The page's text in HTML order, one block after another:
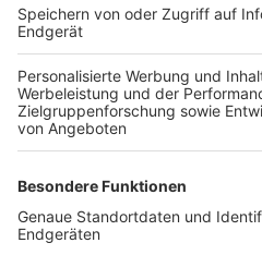
TOP-VEREINE
TOP-PARTNER